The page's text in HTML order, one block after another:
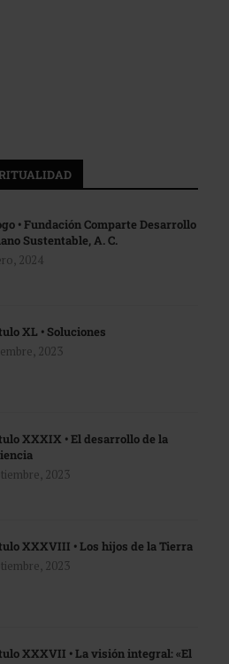
• Fundación Comparte Desarrollo
Sustentable, A. C.
2024
XL • Soluciones
2023
XXXIX • El desarrollo de la
2023
XXXVIII • Los hijos de la Tierra
2023
XXXVII • La visión integral: «El